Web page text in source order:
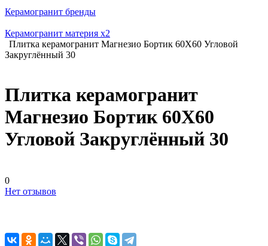
Керамогранит бренды
Керамогранит материя x2
Плитка керамогранит Магнезио Бортик 60X60 Угловой
Закруглённый 30
Плитка керамогранит
Магнезио Бортик 60X60
Угловой Закруглённый 30
0
Нет отзывов